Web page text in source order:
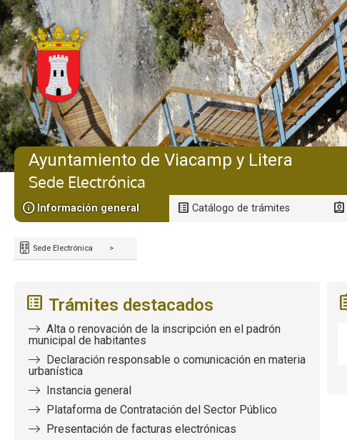
Sede Electrónica
Ayuntamiento de Viacamp y Litera
Información general Catálogo de trámites
Sede Electrónica >
Trámites destacados
Alta o renovación de la inscripción en el padrón
municipal de habitantes
Declaración responsable o comunicación en materia
urbanística
Instancia general
Plataforma de Contratación del Sector Público
Presentación de facturas electrónicas